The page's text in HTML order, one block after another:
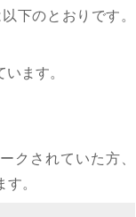
下のとおりです。
ます。
クされていた方、
。